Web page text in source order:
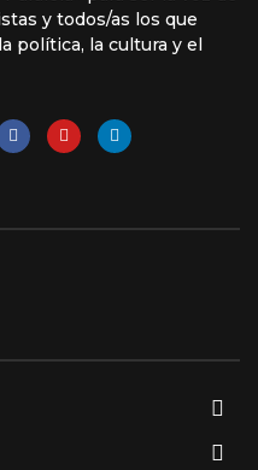
y todos/as los que
política, la cultura y el